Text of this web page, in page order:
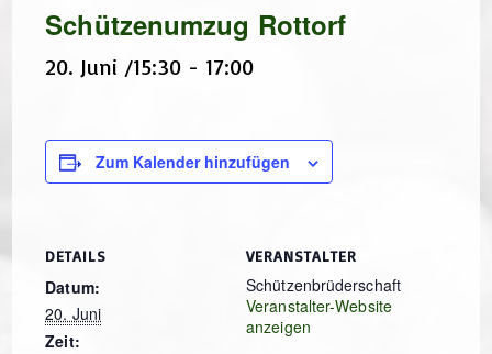
Schützenumzug Rottorf
20. Juni /15:30- 17:00
Zum Kalender hinzufügen
DETAILS
Datum:
20. Juni
Zeit:
VERANSTALTER
Schützenbrüderschaft
Veranstalter-Website
anzeigen